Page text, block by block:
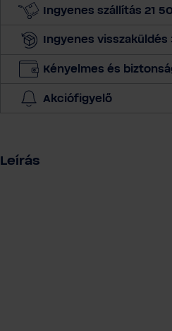
Ingyenes szállítás 21
Ingyenes visszaküldés
Kényelmes és
Akciófigyelő
Leírás